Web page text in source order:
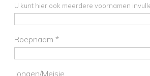
U kunt hier ook meerdere voornamen
Roepnaam *
Jongen/Meisje